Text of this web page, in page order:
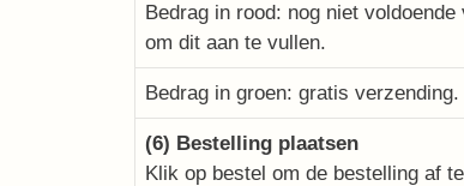
Bedrag in rood: nog niet
om dit aan te vullen.
Bedrag in groen: gratis verzending.
(6) Bestelling plaatsen
Klik op bestel om de bestelling af